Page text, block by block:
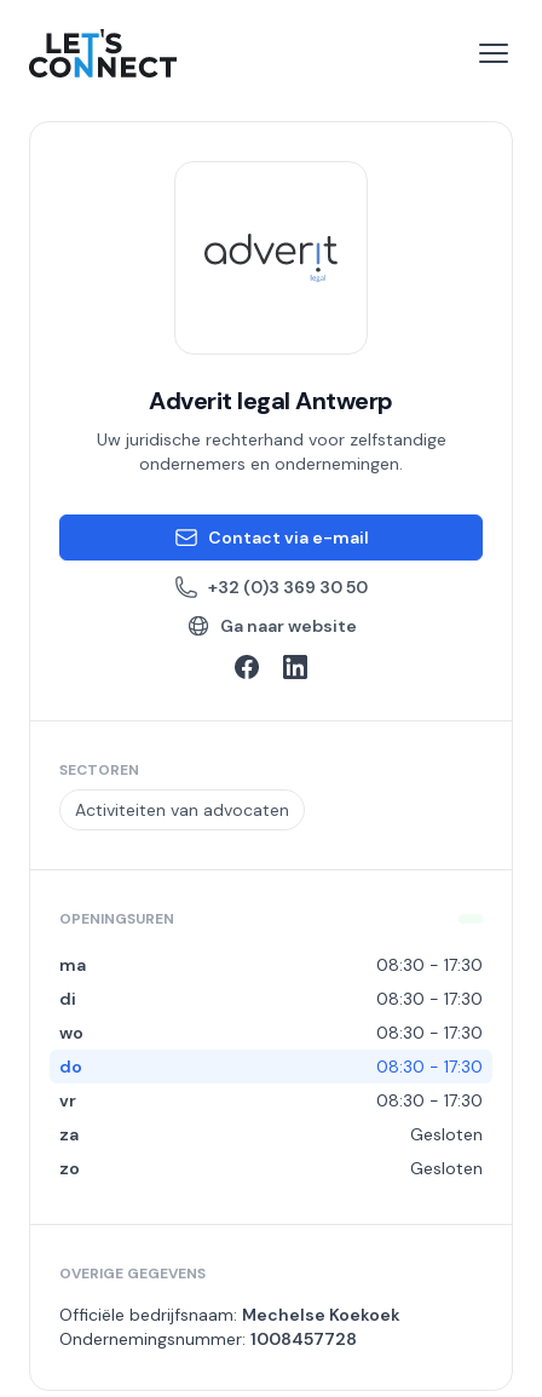
Let's Connect
Adverit legal Antwerp
Uw juridische rechterhand voor zelfstandige
ondernemers en ondernemingen.
Contact via e-mail
+32 (0)3 369 30 50
Ga naar website
SECTOREN
Activiteiten van advocaten
OPENINGSUREN
ma
08:30 - 17:30
di
08:30 - 17:30
wo
08:30 - 17:30
do
08:30 - 17:30
vr
08:30 - 17:30
za
Gesloten
zo
Gesloten
OVERIGE GEGEVENS
Officiële bedrijfsnaam: Mechelse Koekoek
Ondernemingsnummer: 1008457728